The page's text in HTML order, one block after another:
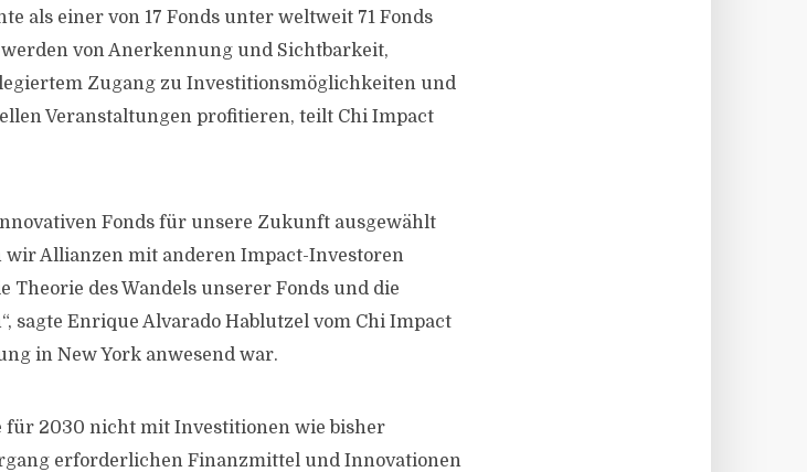
als einer von 17 Fonds unter weltweit 71 Fonds
von Anerkennung und Sichtbarkeit,
Zugang zu Investitionsmöglichkeiten und
Veranstaltungen profitieren, teilt Chi Impact
Fonds für unsere Zukunft ausgewählt
wir Allianzen mit anderen Impact-Investoren
Theorie des Wandels unserer Fonds und die
sagte Enrique Alvarado Hablutzel vom Chi Impact
in New York anwesend war.
für 2030 nicht mit Investitionen wie bisher
erforderlichen Finanzmittel und Innovationen